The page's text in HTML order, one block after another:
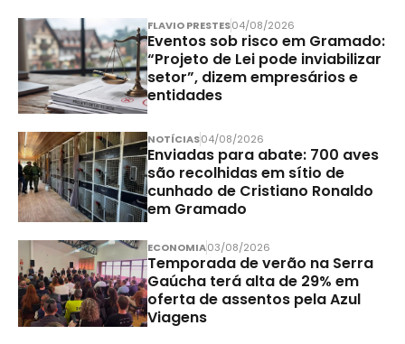
FLAVIO PRESTES04/08/2026
Eventos sob risco em Gramado:
“Projeto de Lei pode inviabilizar
setor”, dizem empresários e
entidades
NOTÍCIAS04/08/2026
Enviadas para abate: 700 aves
são recolhidas em sítio de
cunhado de Cristiano Ronaldo
em Gramado
ECONOMIA03/08/2026
Temporada de verão na Serra
Gaúcha terá alta de 29% em
oferta de assentos pela Azul
Viagens